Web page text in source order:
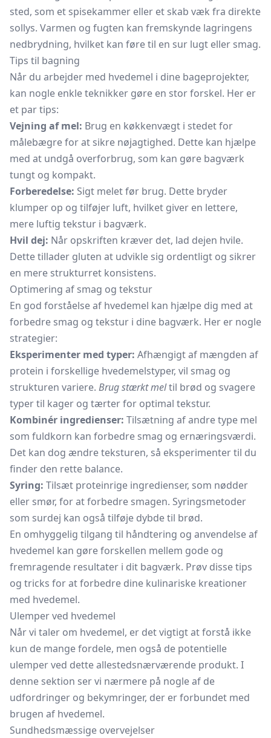
sted, som et spisekammer eller et skab væk fra direkte
sollys. Varmen og fugten kan fremskynde lagringens
nedbrydning, hvilket kan føre til en sur lugt eller smag.
Tips til bagning
Når du arbejder med hvedemel i dine bageprojekter,
kan nogle enkle teknikker gøre en stor forskel. Her er
et par tips:
Vejning af mel: Brug en køkkenvægt i stedet for
målebægrefor at sikre nøjagtighed. Dette kan hjælpe
med at undgå overforbrug, som kan gøre bagværk
tungt og kompakt.
Forberedelse: Sigt melet før brug. Dette bryder
klumper op og tilføjer luft, hvilket giver en lettere,
mere luftig tekstur i bagværk.
Hvil dej: Når opskriften kræver det, lad dejen hvile.
Dette tillader gluten at udvikle sig ordentligt og sikrer
en mere strukturret konsistens.
Optimering af smag og tekstur
En god forståelse af hvedemel kan hjælpe dig med at
forbedre smag og tekstur i dine bagværk. Her er nogle
strategier:
Eksperimenter med typer: Afhængigt af mængden af
protein i forskellige hvedemelstyper, vil smag og
strukturen variere. Brug stærkt meltil brød og svagere
typer til kager og tærter for optimal tekstur.
Kombinér ingredienser: Tilsætning af andre type mel
som fuldkorn kan forbedre smag og ernæringsværdi.
Det kan dog ændre teksturen, så eksperimenter til du
finder den rette balance.
Syring: Tilsæt proteinrige ingredienser, som nødder
eller smør, for at forbedre smagen. Syringsmetoder
som surdej kan også tilføje dybde til brød.
En omhyggelig tilgang til håndtering og anvendelse af
hvedemel kan gøre forskellen mellem gode og
fremragende resultater i dit bagværk. Prøv disse tips
og tricks for at forbedre dine kulinariske kreationer
med hvedemel.
Ulemper ved hvedemel
Når vi taler om hvedemel, er det vigtigt at forstå ikke
kun de mange fordele, men også de potentielle
ulemper ved dette allestedsnærværende produkt. I
denne sektion ser vi nærmere på nogle af de
udfordringer og bekymringer, der er forbundet med
brugen af hvedemel.
Sundhedsmæssige overvejelser